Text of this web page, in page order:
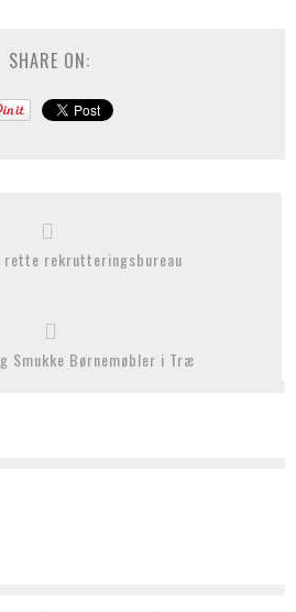
SHARE ON:
rekrutteringsbureau
Smukke Børnemøbler i Træ